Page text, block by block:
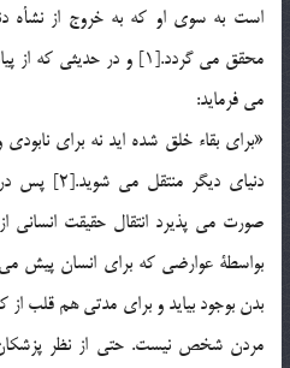
است به سوي او كه به خروج از نشأه
محقق مي گردد.[1] و در
مي فرمايد:
«براي بقاء خلق شده ايد نه براي
دنياي ديگر
صورت مي پذيرد انتقال حقيقت
بواسطة عوارضي كه براي انسان پيش
بدن بوجود بيايد و براي مدتي هم قلب از
مردن شخص نيست. حتي از نظر